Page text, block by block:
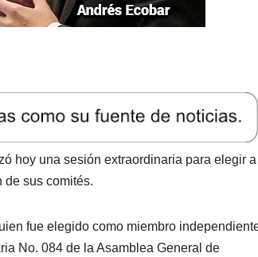
hoy una sesión extraordinaria para elegir a
de sus comités.
fue elegido como miembro
No. 084 de la Asamblea General de